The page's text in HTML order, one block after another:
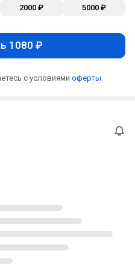
2000 ₽ 5000 ₽
1080 ₽
с условиями оферты